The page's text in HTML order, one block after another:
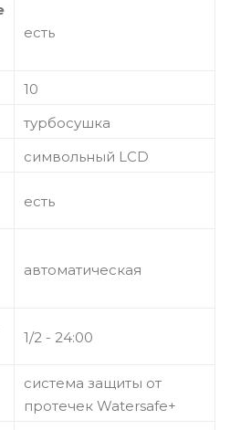
есть
10
турбосушка
символьный LCD
есть
автоматическая
1/2 - 24:00
система защиты от
протечек Watersafe+